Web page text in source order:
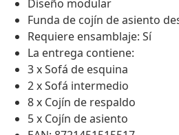
Diseño modular
Funda de cojín de asiento
Requiere ensamblaje: Sí
La entrega contiene:
3 x Sofá de esquina
2 x Sofá intermedio
8 x Cojín de respaldo
5 x Cojín de asiento